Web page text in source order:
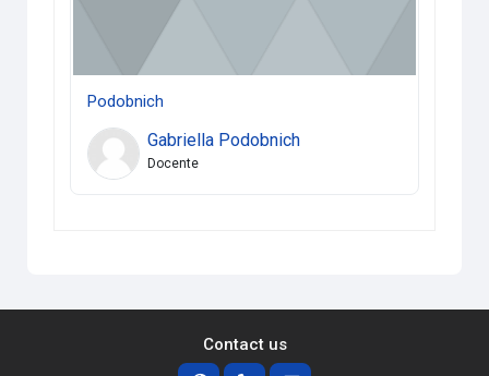
Podobnich
Gabriella Podobnich
Docente
Contact us